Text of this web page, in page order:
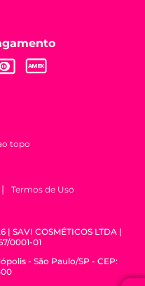
topo
Termos de Uso
SAVI COSMÉTICOS LTDA |
0001-01
- São Paulo/SP - CEP: